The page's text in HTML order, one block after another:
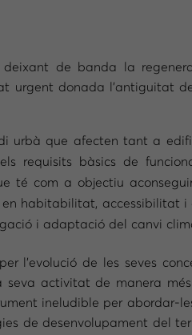
de banda la
urgent donada l’antiguitat
urbà que afecten tant a
requisits bàsics de
té com a objectiu
habitabilitat, accessibilitat
i adaptació del canvi
l’evolució de les seves
activitat de manera
ineludible per abordar-
de desenvolupament del